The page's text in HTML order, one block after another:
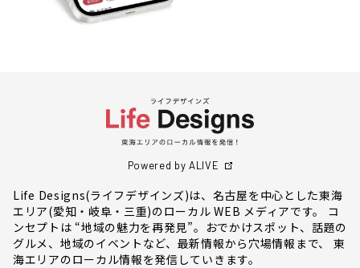
Powered by ALIVE
Life Designs(ライフデザインズ)は、名古屋を中心とした東海
エリア(愛知・岐阜・三重)のローカル WEB メディアです。 コ
ンセプトは “地域の魅力を再発見”。おでかけスポット、話題の
グルメ、地域のイベントなど、最新情報から穴場情報まで、 東
海エリアのローカル情報を発信していきます。